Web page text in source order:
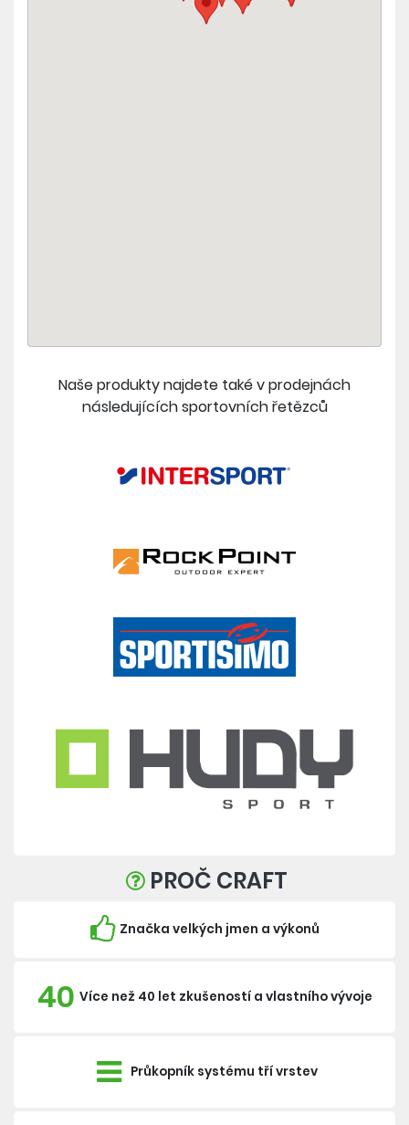
Naše produkty najdete také v prodejnách
následujících sportovních řetězců
PROČ CRAFT
Značka velkých jmen a výkonů
40 Více než 40 let zkušeností a vlastního vývoje
Průkopník systému tří vrstev